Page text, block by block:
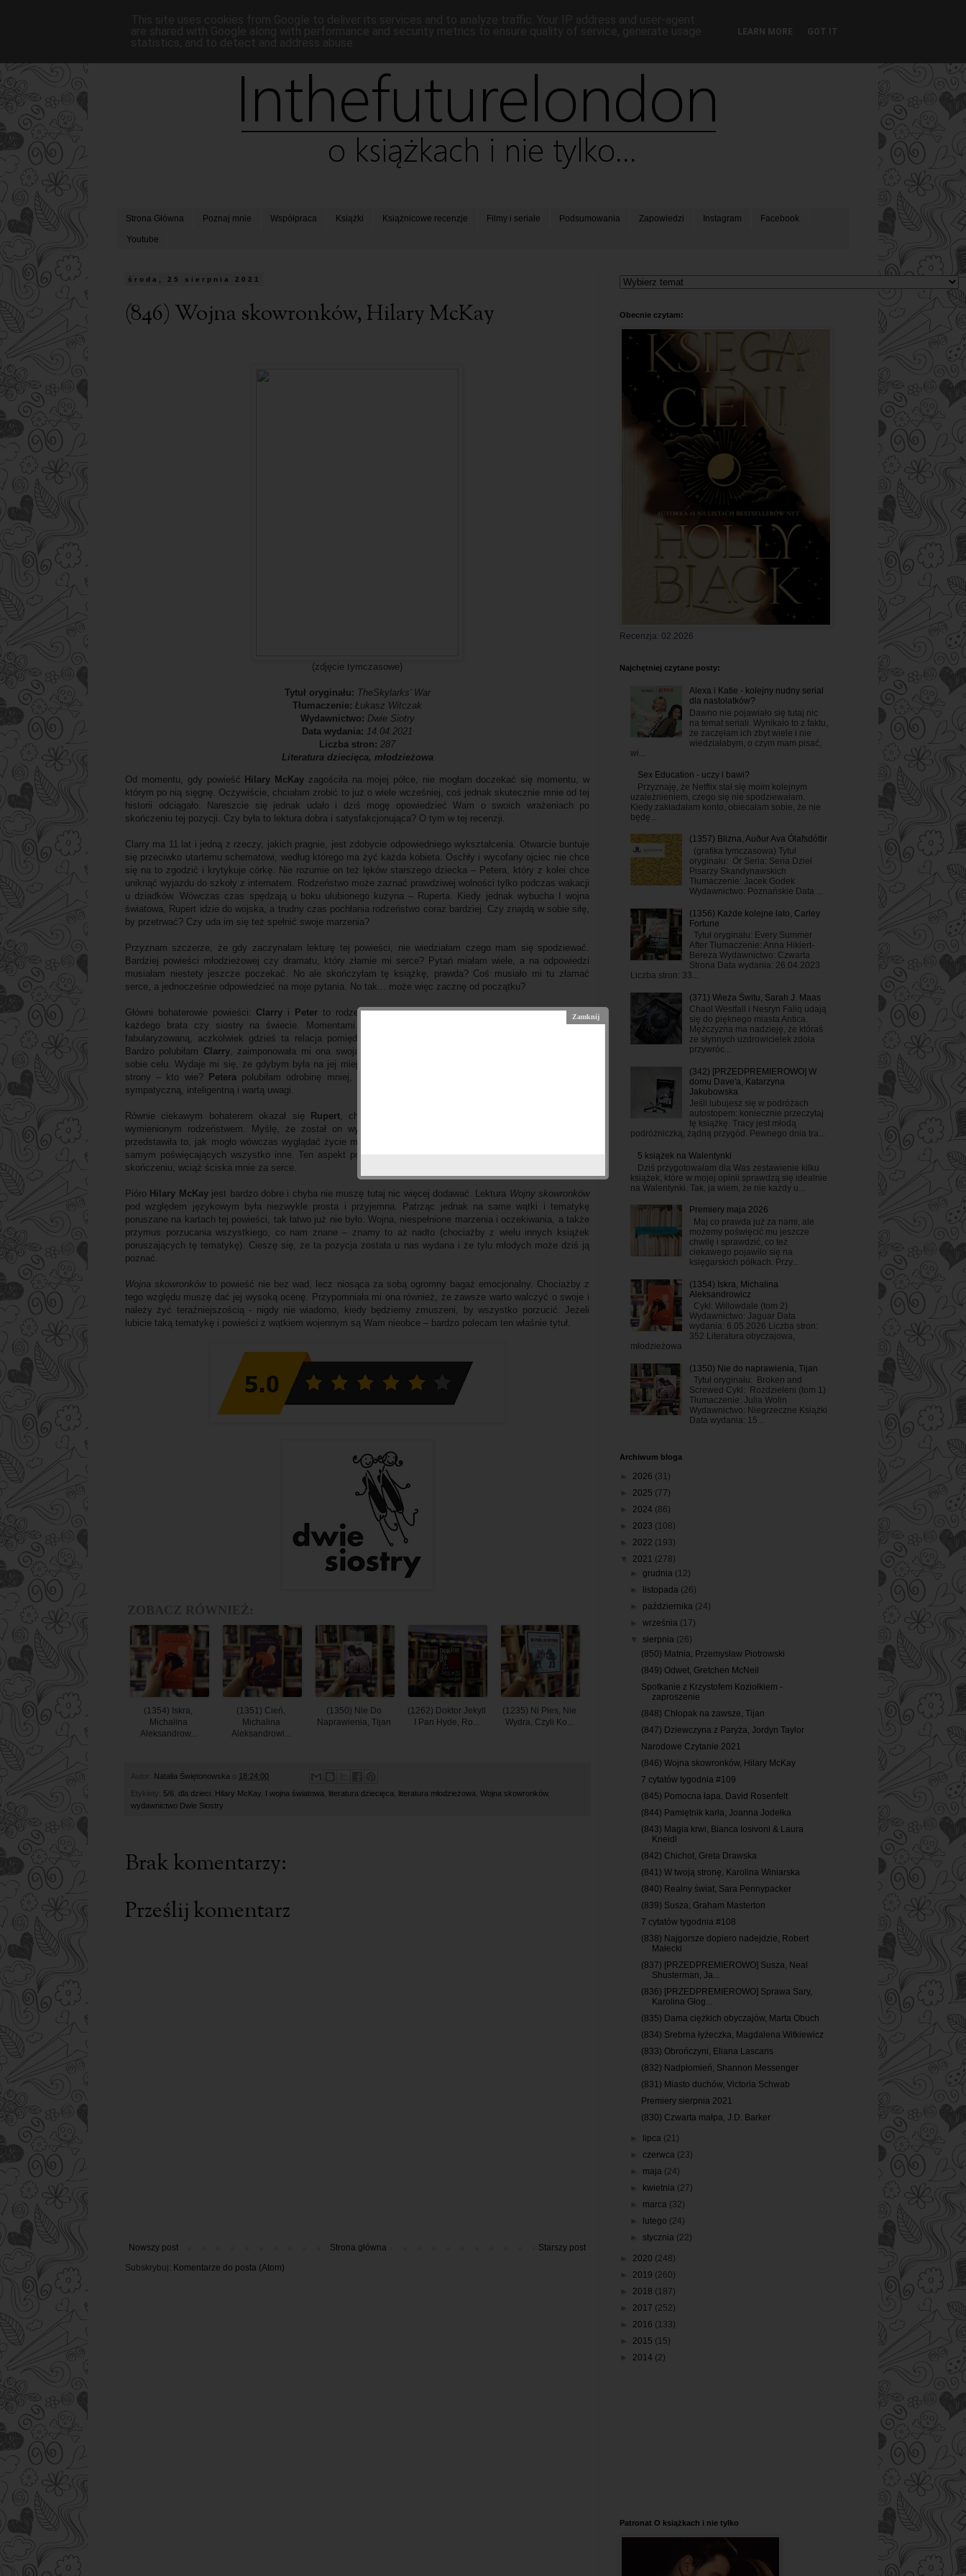
Strona Główna Poznaj mnie Współpraca Książki Książnicowe recenzje Filmy i seriale Podsumowania Zapowiedzi Instagram Facebook
Youtube
środa, 25 sierpnia 2021
(846) Wojna skowronków, Hilary McKay
(zdjęcie tymczasowe)
Tytuł oryginału: TheSkylarks' War
Tłumaczenie: Łukasz Witczak
Wydawnictwo: Dwie Siotry
Data wydania: 14.04.2021
Liczba stron: 287
Literatura dziecięca, młodzieżowa
Od momentu, gdy powieść Hilary McKay zagościła na mojej półce, nie mogłam doczekać się momentu, w
którym po nią sięgnę. Oczywiście, chciałam zrobić to już o wiele wcześniej, coś jednak skutecznie mnie od tej
historii odciągało. Nareszcie się jednak udało i dziś mogę opowiedzieć Wam o swoich wrażeniach po
skończeniu tej pozycji. Czy była to lektura dobra i satysfakcjonująca? O tym w tej recenzji.
Clarry ma 11 lat i jedną z rzeczy, jakich pragnie, jest zdobycie odpowiedniego wykształcenia. Otwarcie buntuje
się przeciwko utartemu schematowi, według którego ma żyć każda kobieta. Oschły i wycofany ojciec nie chce
się na to zgodzić i krytykuje córkę. Nie rozumie on też lęków starszego dziecka – Petera, który z kolei chce
uniknąć wyjazdu do szkoły z internatem. Rodzeństwo może zaznać prawdziwej wolności tylko podczas wakacji
u dziadków. Wówczas czas spędzają u boku ulubionego kuzyna – Ruperta. Kiedy jednak wybucha I wojna
światowa, Rupert idzie do wojska, a trudny czas pochłania rodzeństwo coraz bardziej. Czy znajdą w sobie siłę,
by przetrwać? Czy uda im się też spełnić swoje marzenia?
Przyznam szczerze, że gdy zaczynałam lekturę tej powieści, nie wiedziałam czego mam się spodziewać.
Bardziej powieści młodzieżowej czy dramatu, który złamie mi serce? Pytań miałam wiele, a na odpowiedzi
musiałam niestety jeszcze poczekać. No ale skończyłam tę książkę, prawda? Coś musiało mi tu złamać
serce, a jednocześnie odpowiedzieć na moje pytania. No tak... może więc zacznę od początku?
Główni bohaterowie powieści: Clarry i Peter to rodzeństwo, które może być wzorem do naśladowania dla
każdego brata czy siostry na świecie. Momentami bywało trochę zbyt słodko, nawet jak na powieść
fabularyzowaną, aczkolwiek gdzieś ta relacja pomiędzy nimi zapadła mi w pamięci i jednocześnie sercu.
Bardzo polubiłam Clarry, zaimponowała mi ona swoją determinacją i odwagą w dążeniu do wyznaczonego
sobie celu. Wydaje mi się, że gdybym była na jej miejscu, nie zdobyłabym się na takie kroki, choć z drugiej
strony – kto wie?
Petera polubiłam odrobinę mniej, aczkolwiek również uważam go za postać niezwykle
sympatyczną, inteligentną i wartą uwagi.
Równie ciekawym bohaterem okazał się Rupert , choć z nim nie zżyłam się już aż tak, jak z wyżej
wymienionym rodzeństwem. Myślę, że został on wykreowany bardzo dobrze i autorka za jego pomocą
przedstawiła to, jak mogło wówczas wyglądać życie młodych - chcących wyruszyć w walkę o swój kraj, tym
samym poświęcających wszystko inne. Ten aspekt powieści poruszał mnie wielokrotnie i te kilka dni po jej
skończeniu, wciąż ściska mnie za serce.
Pióro Hilary McKayjest bardzo dobre i chyba nie muszę tutaj nic więcej dodawać. Lektura Wojny skowronków
pod względem językowym była niezwykle prosta i przyjemna. Patrząc jednak na same wątki i tematykę
poruszane na kartach tej powieści, tak łatwo już nie było. Wojna, niespełnione marzenia i oczekiwania, a także
przymus porzucania wszystkiego, co nam znane – znamy to aż nadto (chociażby z wielu innych książek
poruszających tę tematykę). Cieszę się, że ta pozycja została u nas wydana i że tylu młodych może dziś ją
poznać.
Wojna skowronkówto powieść nie bez wad, lecz niosąca za sobą ogromny bagaż emocjonalny. Chociażby z
tego względu muszę dać jej wysoką ocenę. Przypomniała mi ona również, że zawsze warto walczyć o swoje i
należy żyć teraźniejszością - nigdy nie wiadomo, kiedy będziemy zmuszeni, by wszystko porzucić. Jeżeli
lubicie taką tematykę i powieści z wątkiem wojennym są Wam nieobce – bardzo polecam ten właśnie tytuł.
(1354) Iskra,
Michalina
Aleksandrow...
(1351) Cień,
Michalina
Aleksandrowi...
(1350) Nie Do
Naprawienia, Tijan
(1262) Doktor Jekyll
I Pan Hyde, Ro...
(1235) Ni Pies, Nie
Wydra, Czyli Ko...
Autor: Natalia Świętonowska 18:24:00
Etykiety: 5/6 dla dzieci Hilary McKay I wojna światowa literatura dziecięca literatura młodzieżowa Wojna skowronków,
wydawnictwo Dwie Siostry
Brak komentarzy:
Prześlij komentarz
Nowszy post Starszy post
Strona główna
Subskrybuj: Komentarze do posta (Atom)
Obecnie czytam:
Recenzja: 02.2026
Najchętniej czytane posty:
Alexa i Katie - kolejny nudny serial
dla nastolatków?
Dawno nie pojawiało się tutaj nic
na temat seriali. Wynikało to z faktu,
że zaczęłam ich zbyt wiele i nie
wiedziałabym, o czym mam pisać,
wi...
Sex Education - uczy i bawi?
Przyznaję, że Netflix stał się moim kolejnym
uzależnieniem, czego się nie spodziewałam.
Kiedy zakładałam konto, obiecałam sobie, że nie
będę...
(1357) Blizna, Auður Ava Ólafsdóttir
(grafika tymczasowa) Tytuł
oryginału: Ör Seria: Seria Dzieł
Pisarzy Skandynawskich
Tłumaczenie: Jacek Godek
Wydawnictwo: Poznańskie Data ...
(1356) Każde kolejne lato, Carley
Fortune
Tytuł oryginału: Every Summer
After Tłumaczenie: Anna Hikiert-
Bereza Wydawnictwo: Czwarta
Strona Data wydania: 26.04.2023
Liczba stron: 33...
(371) Wieża Świtu, Sarah J. Maas
Chaol Westfall i Nesryn Faliq udają
się do pięknego miasta Antica.
Mężczyzna ma nadzieję, że któraś
ze słynnych uzdrowicielek zdoła
przywróc...
(342) [PRZEDPREMIEROWO] W
domu Dave'a, Katarzyna
Jakubowska
Jeśli lubujesz się w podróżach
autostopem: koniecznie przeczytaj
tę książkę. Tracy jest młodą
podróżniczką, żądną przygód. Pewnego dnia tra...
5 książek na Walentynki
Dziś przygotowałam dla Was zestawienie kilku
książek, które w mojej opinii sprawdzą się idealnie
na Walentynki. Tak, ja wiem, że nie każdy u...
Premiery maja 2026
Maj co prawda już za nami, ale
możemy poświęcić mu jeszcze
chwilę i sprawdzić, co też
ciekawego pojawiło się na
księgarskich półkach. Przy...
(1354) Iskra, Michalina
Aleksandrowicz
Cykl: Willowdale (tom 2)
Wydawnictwo: Jaguar Data
wydania: 6.05.2026 Liczba stron:
352 Literatura obyczajowa,
młodzieżowa
(1350) Nie do naprawienia, Tijan
Tytuł oryginału: Broken and
Screwed Cykl: Rozdzieleni (tom 1)
Tłumaczenie: Julia Wolin
Wydawnictwo: Niegrzeczne Książki
Data wydania: 15...
Archiwum bloga
2026 (31)
2025 (77)
2024 (86)
2023 (108)
2022 (193)
2021 (278)
►grudnia (12)
listopada (26)
października (24)
►września (17)
sierpnia (26)
(850) Matnia, Przemysław Piotrowski
(849) Odwet, Gretchen McNeil
Spotkanie z Krzystofem Koziołkiem -
zaproszenie
(848) Chłopak na zawsze, Tijan
(847) Dziewczyna z Paryża, Jordyn Taylor
Narodowe Czytanie 2021
(846) Wojna skowronków, Hilary McKay
7 cytatów tygodnia #109
(845) Pomocna łapa, David Rosenfelt
(844) Pamiętnik karła, Joanna Jodełka
(843) Magia krwi, Bianca Iosivoni & Laura
Kneidl
(842) Chichot, Greta Drawska
(841) W twoją stronę, Karolina Winiarska
(840) Realny świat, Sara Pennypacker
(839) Susza, Graham Masterton
7 cytatów tygodnia #108
(838) Najgorsze dopiero nadejdzie, Robert
Małecki
(837) [PRZEDPREMIEROWO] Susza, Neal
Shusterman, Ja...
(836) [PRZEDPREMIEROWO] Sprawa Sary,
Karolina Głog...
(835) Dama ciężkich obyczajów, Marta Obuch
(834) Srebrna łyżeczka, Magdalena Witkiewicz
(833) Obrończyni, Eliana Lascaris
(832) Nadpłomień, Shannon Messenger
(831) Miasto duchów, Victoria Schwab
Premiery sierpnia 2021
(830) Czwarta małpa, J.D. Barker
lipca (21)
►czerwca (23)
maja (24)
kwietnia (27)
marca (32)
lutego (24)
stycznia (22)
2020 (248)
2019 (260)
2018 (187)
2017 (252)
2016 (133)
2015 (15)
2014 (2)
Patronat O książkach i nie tylko
LEARN MORE GOT IT